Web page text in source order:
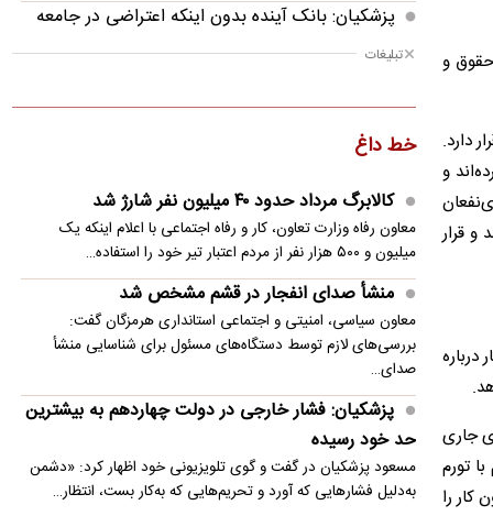
حقوق و
دارد.
و
و قرار
جاری
تورم
را
پزشکیان: بانک آینده بدون اینکه اعتراضی در جامعه
شکل بگیرد، بسته شد
پزشکیان: در ابتدای دولت با قطعی برق، آب و گاز
مواجه بودیم
معاون مرکز شرکت‌های دانش‌بنیان: توسعه فناوری،
مسیر رقابت‌پذیری صنعت قطعه‌سازی است
سنتکام: به محاصره دریایی ایران ادامه می دهیم
مصر خواستار تدوین چشم‌انداز مشترک عربی برای
امنیت منطقه شد
انفجار در حومه دمشق چند کشته و زخمی برجا
گذاشت
تبلیغات
خط داغ
کالابرگ مرداد حدود ۴۰‌ میلیون نفر شارژ شد
معاون رفاه وزارت تعاون، کار و رفاه اجتماعی با اعلام اینکه یک
میلیون و ۵۰۰ هزار نفر از مردم اعتبار تیر خود را استفاده…
منشأ صدای انفجار در قشم مشخص شد
معاون سیاسی، امنیتی و اجتماعی استانداری هرمزگان گفت:
بررسی‌های لازم توسط دستگاه‌های مسئول برای شناسایی منشأ
صدای…
پزشکیان: فشار خارجی در دولت چهاردهم به بیشترین
حد خود رسیده
مسعود پزشکیان در گفت و گوی تلویزیونی خود اظهار کرد: «دشمن
به‌دلیل فشارهایی که آورد و تحریم‌هایی که به‌کار بست، انتظار…